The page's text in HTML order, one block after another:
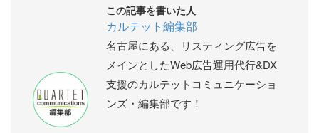
この記事を書いた人
カルテット編集部
名古屋にある、リスティング広告を
メインとしたWeb広告運用代行&DX
支援のカルテットコミュニケーショ
ンズ・編集部です！